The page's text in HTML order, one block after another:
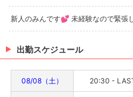
新人のみんです💕 未経験なので緊張
出勤スケジュール
08/08（土） 20:30 -